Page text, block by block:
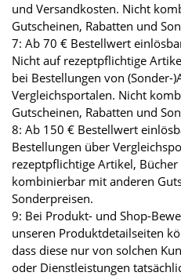
und Versandkosten. Nicht
Gutscheinen, Rabatten und
7: Ab 70 € Bestellwert
Nicht auf rezeptpflichtige
bei Bestellungen von (Sonder-
Vergleichsportalen. Nicht
Gutscheinen, Rabatten und
8: Ab 150 € Bestellwert
Bestellungen über
rezeptpflichtige Artikel,
kombinierbar mit anderen
Sonderpreisen.
9: Bei Produkt- und Shop-
unseren Produktdetailseiten
dass diese nur von solchen
oder Dienstleistungen